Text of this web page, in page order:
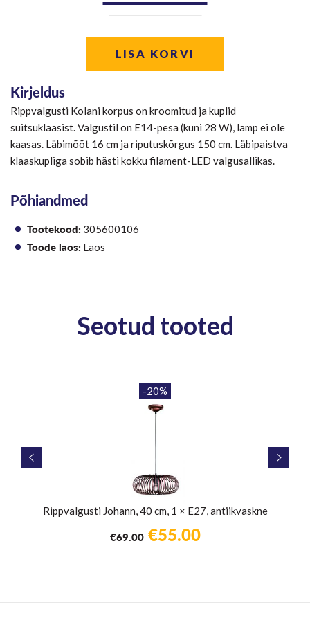
Kirjeldus
Rippvalgusti Kolani korpus on kroomitud ja kuplid
suitsuklaasist. Valgustil on E14-pesa (kuni 28 W), lamp ei ole
kaasas. Läbimõõt 16 cm ja riputuskõrgus 150 cm. Läbipaistva
klaaskupliga sobib hästi kokku filament-LED valgusallikas.
Põhiandmed
Tootekood: 305600106
Toode laos: Laos
oli:
LISA KORVI
Seotud tooted
-20%
Rippvalgusti Johann, 40 cm, 1 × E27, antiikvaskne
€69.00 Algne
€55.00Praegune